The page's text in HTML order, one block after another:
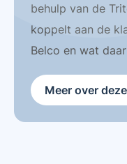
behulp van de
koppelt aan de
Belco en wat
Meer over